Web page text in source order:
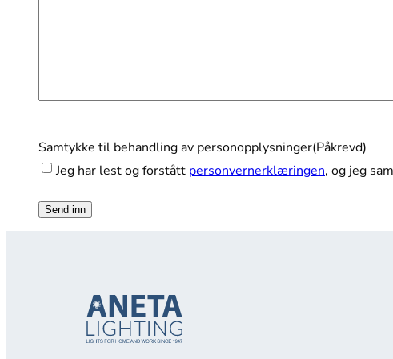
Samtykke til behandling av personopplysninger(Påkrevd)
Jeg har lest og forstått personvernerklæringen, og jeg